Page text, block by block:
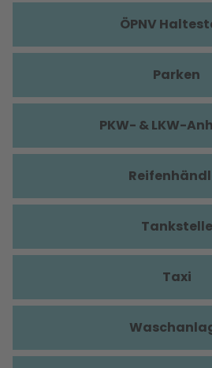
ÖPNV
Parken
PKW- & LKW-
Tankstelle
Taxi